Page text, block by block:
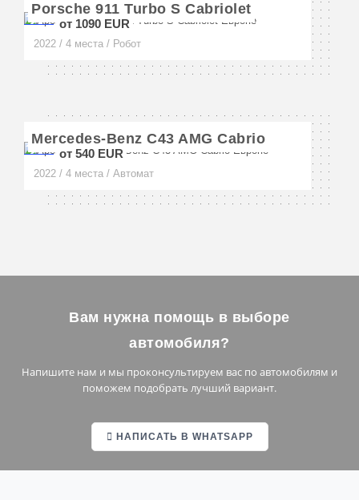
Сорренто
Сан-Ремо
Сардиния
Барселона
Валенсия
Севилья
Porsche 911 Turbo S Cabriolet
от 1090 EUR
2022 / 4 места / Робот
Mercedes-Benz C43 AMG Cabrio
от 540 EUR
2022 / 4 места / Автомат
Вам нужна помощь в выборе
автомобиля?
Напишите нам и мы проконсультируем вас по автомобилям и
поможем подобрать лучший вариант.
НАПИСАТЬ В WHATSAPP